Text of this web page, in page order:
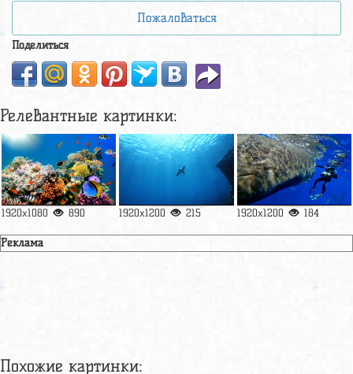
Пожаловаться
Поделиться
Релевантные картинки:
1920x1080 890 1920x1200 215 1920x1200 184
Реклама
Похожие картинки: